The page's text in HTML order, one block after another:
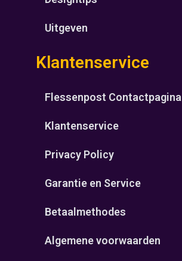
Uitgeven
Klantenservice
Flessenpost Contactpagina
Klantenservice
Privacy Policy
Garantie en Service
Betaalmethodes
Algemene voorwaarden